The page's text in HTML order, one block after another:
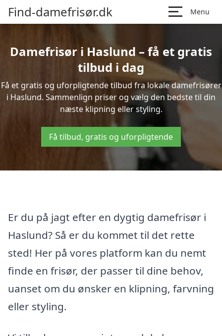
Find-damefrisør.dk Menu
Damefrisør i Haslund – få et gratis
tilbud i dag
Få et gratis og uforpligtende tilbud fra lokale damefrisører
i Haslund. Sammenlign priser og vælg den bedste til din
næste klipning eller styling.
Få tilbud, gratis og uforpligtende
Er du på jagt efter en dygtig damefrisør i
Haslund? Så er du kommet til det rette
sted! Her på vores platform kan du nemt
finde en frisør, der passer til dine behov,
uanset om du ønsker en klipning, farvning
eller styling.